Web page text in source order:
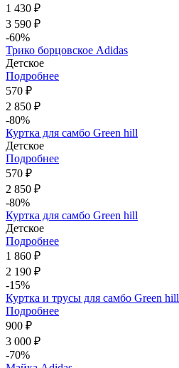
1 430 ₽
3 590 ₽
-60%
Трико борцовское Adidas
Детское
Подробнее
570 ₽
2 850 ₽
-80%
Куртка для самбо Green hill
Детское
Подробнее
570 ₽
2 850 ₽
-80%
Куртка для самбо Green hill
Детское
Подробнее
1 860 ₽
2 190 ₽
-15%
Куртка и трусы для самбо Green hill
Подробнее
900 ₽
3 000 ₽
-70%